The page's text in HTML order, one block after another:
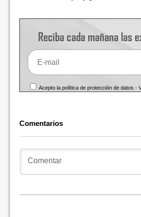
Acepto la política de protección de datos -
Comentarios